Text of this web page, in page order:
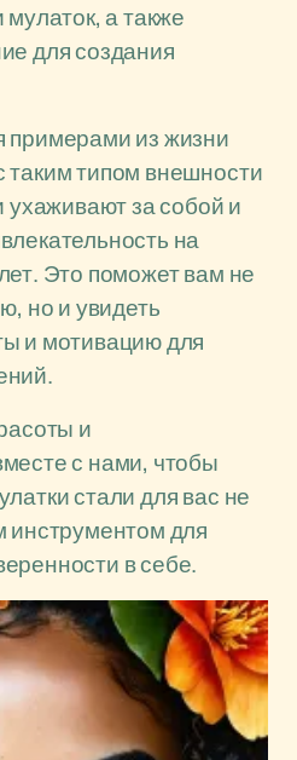
а также
для создания
из жизни
типом внешности
ухаживают за собой и
на
Это поможет вам не
но и увидеть
и мотивацию для
и
с нами, чтобы
стали для вас не
инструментом для
в себе.